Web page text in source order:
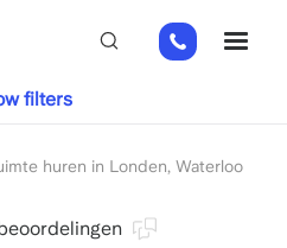
+44
(0)
huren in Londen, Waterloo
filters